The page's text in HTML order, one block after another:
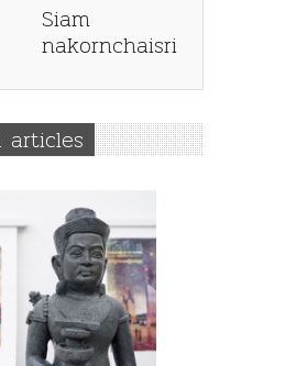
Siam
nakornchaisri
articles